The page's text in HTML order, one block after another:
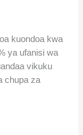
kuondoa kwa
ya ufanisi wa
vikuku
chupa za